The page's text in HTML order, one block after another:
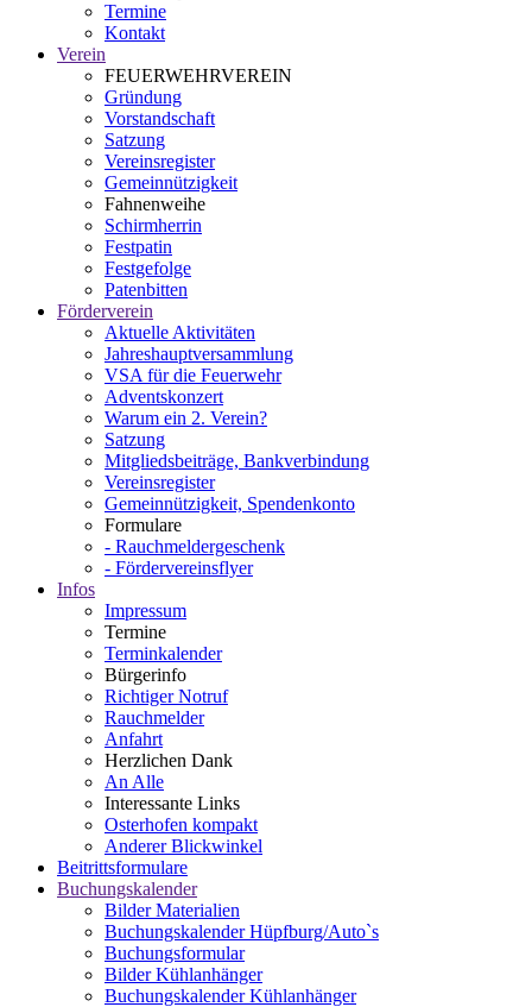
Termine
Kontakt
Verein
FEUERWEHRVEREIN
Gründung
Vorstandschaft
Satzung
Vereinsregister
Gemeinnützigkeit
Fahnenweihe
Schirmherrin
Festpatin
Festgefolge
Patenbitten
Förderverein
Aktuelle Aktivitäten
Jahreshauptversammlung
VSA für die Feuerwehr
Adventskonzert
Warum ein 2. Verein?
Satzung
Mitgliedsbeiträge, Bankverbindung
Vereinsregister
Gemeinnützigkeit, Spendenkonto
Formulare
- Rauchmeldergeschenk
- Fördervereinsflyer
Infos
Impressum
Termine
Terminkalender
Bürgerinfo
Richtiger Notruf
Rauchmelder
Anfahrt
Herzlichen Dank
An Alle
Interessante Links
Osterhofen kompakt
Anderer Blickwinkel
Beitrittsformulare
Buchungskalender
Bilder Materialien
Buchungskalender Hüpfburg/Auto`s
Buchungsformular
Bilder Kühlanhänger
Buchungskalender Kühlanhänger